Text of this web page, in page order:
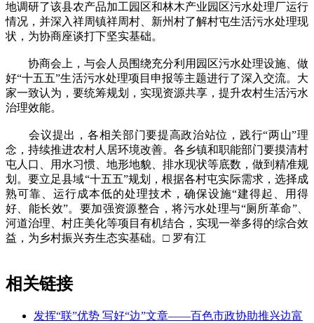
地调研了该县农产品加工园区和林木产业园区污水处理厂运行
情况，并深入祥周镇祥周村、新州村了解村屯生活污水处理现
状，为协商座谈打下坚实基础。
协商会上，与会人员围绕充分利用园区污水处理设施、做
好“十五五”生活污水处理项目申报等主题进行了深入交流。大
家一致认为，要统筹规划，实现资源共享，提升农村生活污水
治理效能。
会议提出，各相关部门要提高政治站位，践行“两山”理
念，持续推进农村人居环境改善。各乡镇和职能部门要摸清村
屯人口、用水习惯、地形地貌、排水现状等底数，做到精准规
划。要立足县域“十五五”规划，根据各村屯实际需求，选择成
熟可靠、运行成本低的处理技术，确保设施“建得起、用得
好、能长效”。要加强资源整合，将污水处理与“厕所革命”、
河道治理、村庄美化等项目有机结合，实现一举多得的综合效
益，为乡村振兴夯生态实基础。□ 罗有江
相关链接
发挥“联”优势 写好“边”文章——百色市政协助推兴边富